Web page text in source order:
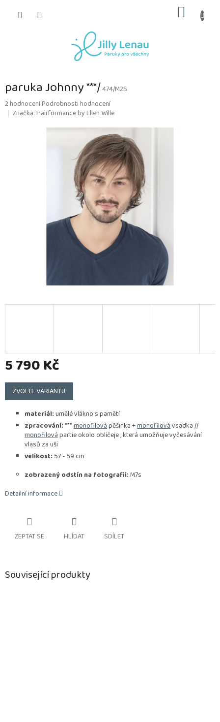
KOŠÍK
paruka Johnny ***/474/M2S
Průměrné
hodnocení
2 hodnoceníPodrobnosti hodnocení
Značka:Hairformance by Ellen Wille
5 790 Kč
Měrná
cena:
ZVOLTE VARIANTU
materiál:umělé vlákno s pamětí
zpracování:***monofilovápěšinka +monofilovávsadka //
monofilovápartie okolo obličeje , která umožňuje vyčesávání
vlasů za uši
velikost: 57 - 59 cm
zobrazený odstín na fotografii:M7s
Detailní informace
ZEPTAT SE HLÍDAT SDÍLET
Související produkty